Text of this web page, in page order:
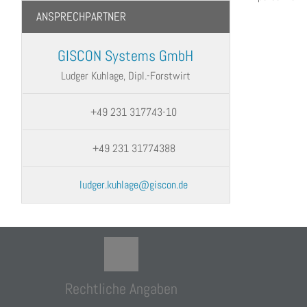
ANSPRECHPARTNER
GISCON Systems GmbH
Ludger Kuhlage, Dipl.-Forstwirt
+49 231 317743-10
+49 231 31774388
ludger.kuhlage@giscon.de
Rechtliche Angaben